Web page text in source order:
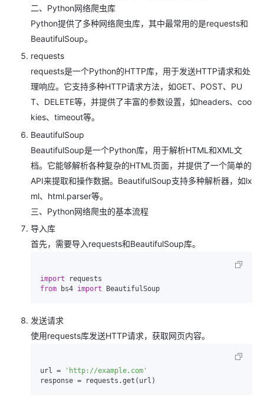
二、Python网络爬虫库
Python提供了多种网络爬虫库，其中最常用的是requests和
BeautifulSoup。
requests
requests是一个Python的HTTP库，用于发送HTTP请求和处
理响应。它支持多种HTTP请求方法，如GET、POST、PU
T、DELETE等，并提供了丰富的参数设置，如headers、coo
kies、timeout等。
BeautifulSoup
BeautifulSoup是一个Python库，用于解析HTML和XML文
档。它能够解析各种复杂的HTML页面，并提供了一个简单的
API来提取和操作数据。BeautifulSoup支持多种解析器，如lx
ml、html.parser等。
三、Python网络爬虫的基本流程
导入库
首先，需要导入requests和BeautifulSoup库。
import
from bs4 import
发送请求
使用requests库发送HTTP请求，获取网页内容。
url =
'http://example.com'